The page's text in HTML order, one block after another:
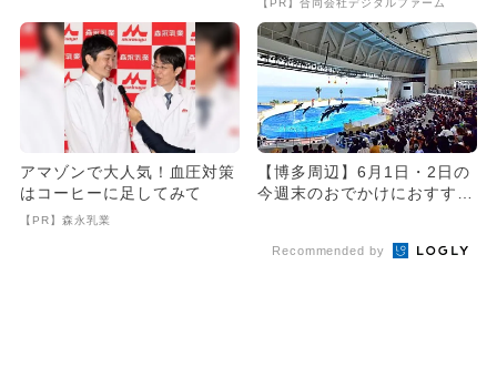
【PR】合同会社デジタルファーム
アマゾンで大人気！血圧対策
はコーヒーに足してみて
【PR】森永乳業
【博多周辺】6月1日・2日の
今週末のおでかけにおすす
Recommended by